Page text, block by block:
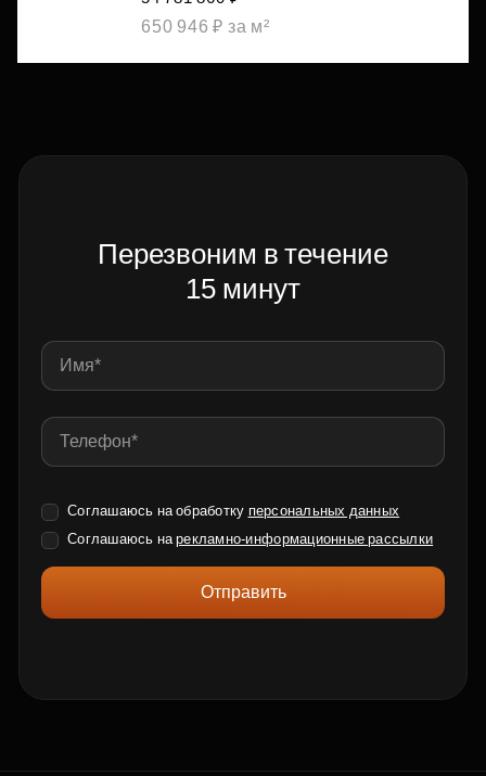
650 946 ₽ за м²
Перезвоним в течение
15 минут
Соглашаюсь на обработку персональных данных
Соглашаюсь нарекламно-информационные рассылки
Отправить